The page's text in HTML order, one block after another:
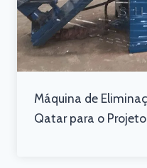
Máquina de
Qatar para o